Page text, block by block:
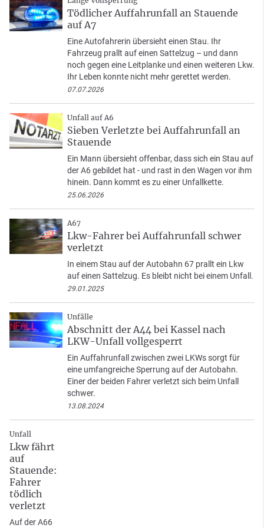
Tödlicher Auffahrunfall an Stauende
auf A7
Eine Autofahrerin übersieht einen Stau. Ihr
Fahrzeug prallt auf einen Sattelzug – und dann
noch gegen eine Leitplanke und einen weiteren Lkw.
Ihr Leben konnte nicht mehr gerettet werden.
07.07.2026
Unfall auf A6
Sieben Verletzte bei Auffahrunfall an
Stauende
Ein Mann übersieht offenbar, dass sich ein Stau auf
der A6 gebildet hat - und rast in den Wagen vor ihm
hinein. Dann kommt es zu einer Unfallkette.
25.06.2026
A67
Lkw-Fahrer bei Auffahrunfall schwer
verletzt
In einem Stau auf der Autobahn 67 prallt ein Lkw
auf einen Sattelzug. Es bleibt nicht bei einem Unfall.
29.01.2025
Unfälle
Abschnitt der A44 bei Kassel nach
LKW-Unfall vollgesperrt
Ein Auffahrunfall zwischen zwei LKWs sorgt für
eine umfangreiche Sperrung auf der Autobahn.
Einer der beiden Fahrer verletzt sich beim Unfall
schwer.
13.08.2024
Unfall
Lkw fährt
auf
Stauende:
Fahrer
tödlich
verletzt
Auf der A66